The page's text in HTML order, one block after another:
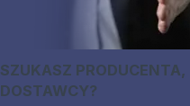
SZUKASZ PRODUCENTA,
DOSTAWCY?